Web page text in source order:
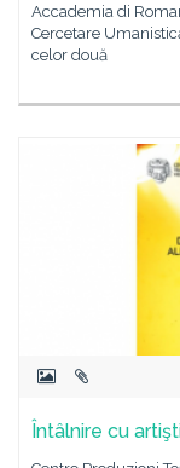
Accademia di
Cercetare
celor două
Întâlnire cu